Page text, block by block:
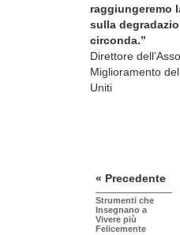
raggiungeremo
sulla
circonda.”
Direttore
Miglioramento
Uniti
« Precedente
Strumenti che
Insegnano a
Vivere più
Felicemente